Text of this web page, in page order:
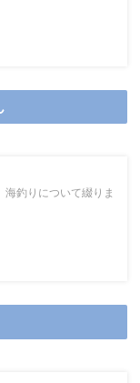
釣りについて綴りま